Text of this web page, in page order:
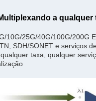
a qualquer
10G/25G/40G/100G/200G
SDH/SONET e serviços
taxa, qualquer